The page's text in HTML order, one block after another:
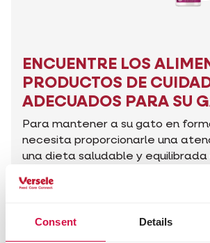
Consent Details
ENCUENTRE LOS
PRODUCTOS DE
ADECUADOS PARA SU
Para mantener a su gato en
necesita proporcionarle una
una dieta saludable y
sus necesidades y deseos. Con
productos de cuidado y nuestra
están cuidadosamente